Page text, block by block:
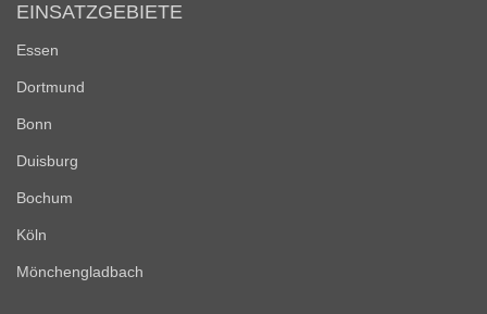
EINSATZGEBIETE
Essen
Dortmund
Bonn
Duisburg
Bochum
Köln
Mönchengladbach